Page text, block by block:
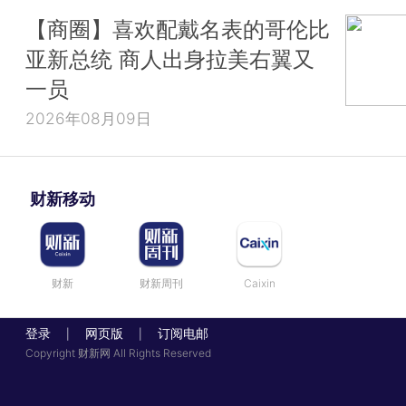
【商圈】喜欢配戴名表的哥伦比
亚新总统 商人出身拉美右翼又
一员
2026年08月09日
财新移动
财新 财新周刊 Caixin
登录 网页版 订阅电邮
Copyright 财新网 All Rights Reserved